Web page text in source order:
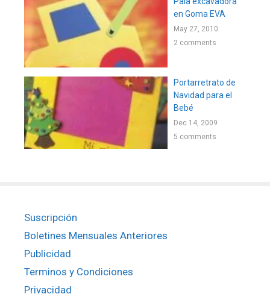
en Goma EVA
May 27, 2010
2 comments
Portarretrato de
Navidad para el
Bebé
Dec 14, 2009
5 comments
Suscripción
Boletines Mensuales Anteriores
Publicidad
Terminos y Condiciones
Privacidad